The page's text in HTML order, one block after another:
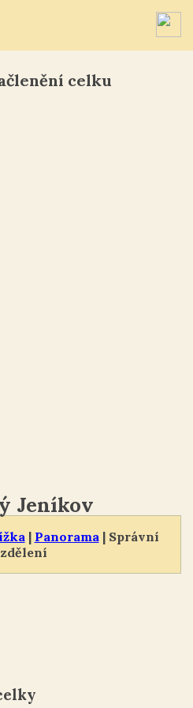
celku
| Panorama | Správní
Jeníkov